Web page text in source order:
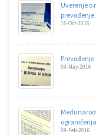
Uverenje o
prevođenje
15-Oct-2016
09-May-2016
ograničenja
09-Feb-2016